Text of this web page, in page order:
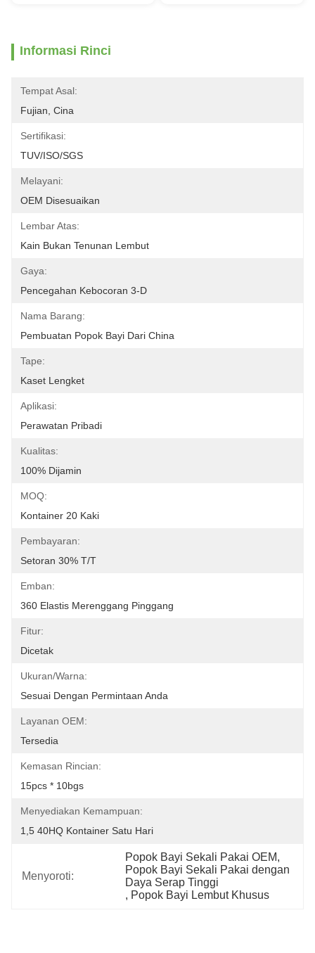
Informasi Rinci
Tempat Asal:
Fujian, Cina
Sertifikasi:
TUV/ISO/SGS
Melayani:
OEM Disesuaikan
Lembar Atas:
Kain Bukan Tenunan Lembut
Gaya:
Pencegahan Kebocoran 3-D
Nama Barang:
Pembuatan Popok Bayi Dari China
Tape:
Kaset Lengket
Aplikasi:
Perawatan Pribadi
Kualitas:
100% Dijamin
MOQ:
Kontainer 20 Kaki
Pembayaran:
Setoran 30% T/T
Emban:
360 Elastis Merenggang Pinggang
Fitur:
Dicetak
Ukuran/Warna:
Sesuai Dengan Permintaan Anda
Layanan OEM:
Tersedia
Kemasan Rincian:
15pcs * 10bgs
Menyediakan Kemampuan:
1,5 40HQ Kontainer Satu Hari
Menyoroti:
Popok Bayi Sekali Pakai OEM,
Popok Bayi Sekali Pakai dengan
Daya Serap Tinggi
, Popok Bayi Lembut Khusus